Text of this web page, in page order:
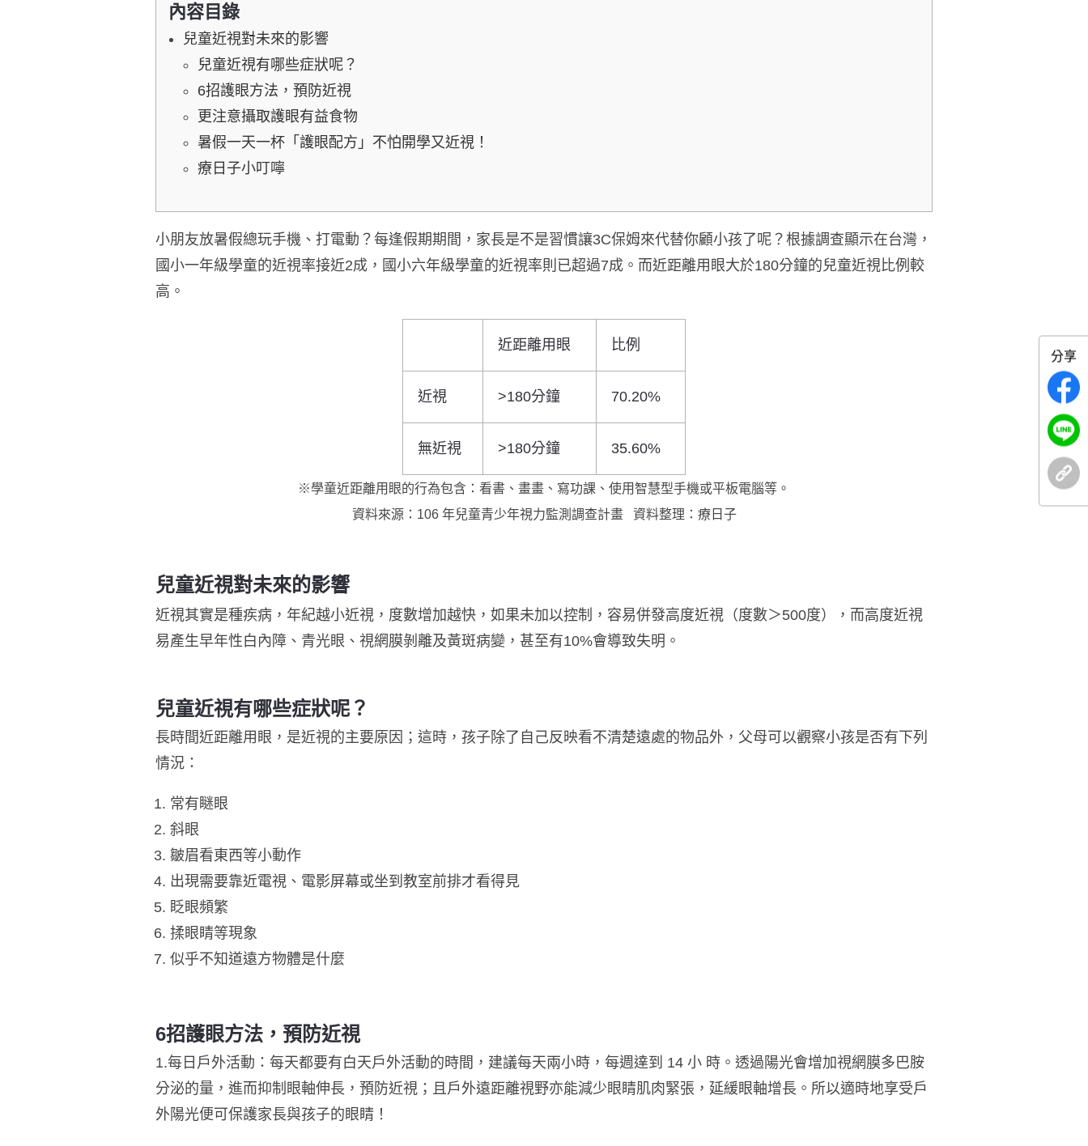
內容目錄
兒童近視對未來的影響
兒童近視有哪些症狀呢？
6招護眼方法，預防近視
更注意攝取護眼有益食物
暑假一天一杯「護眼配方」不怕開學又近視！
療日子小叮嚀
小朋友放暑假總玩手機、打電動？每逢假期期間，家長是不是習慣讓3C保姆來代替你顧小孩了呢？根據調查顯示在台灣，
國小一年級學童的近視率接近2成，國小六年級學童的近視率則已超過7成。而近距離用眼大於180分鐘的兒童近視比例較
高。
近距離用眼 比例
近視 >180分鐘 70.20%
無近視 >180分鐘 35.60%
※學童近距離用眼的行為包含：看書、畫畫、寫功課、使用智慧型手機或平板電腦等。
資料來源：106 年兒童青少年視力監測調查計畫 資料整理：療日子
兒童近視對未來的影響
近視其實是種疾病，年紀越小近視，度數增加越快，如果未加以控制，容易併發高度近視（度數＞500度），而高度近視
易產生早年性白內障、青光眼、視網膜剝離及黃斑病變，甚至有10%會導致失明。
兒童近視有哪些症狀呢？
長時間近距離用眼，是近視的主要原因；這時，孩子除了自己反映看不清楚遠處的物品外，父母可以觀察小孩是否有下列
情況：
常有瞇眼
斜眼
皺眉看東西等小動作
出現需要靠近電視、電影屏幕或坐到教室前排才看得見
眨眼頻繁
揉眼睛等現象
似乎不知道遠方物體是什麼
6招護眼方法，預防近視
1.每日戶外活動：每天都要有白天戶外活動的時間，建議每天兩小時，每週達到 14 小 時。透過陽光會增加視網膜多巴胺
分泌的量，進而抑制眼軸伸長，預防近視；且戶外遠距離視野亦能減少眼睛肌肉緊張，延緩眼軸增長。所以適時地享受戶
外陽光便可保護家長與孩子的眼睛！
分享